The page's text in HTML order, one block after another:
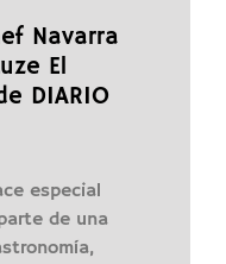
Navarra
El
DIARIO
especial
de una